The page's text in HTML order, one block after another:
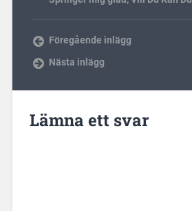
Föregående inlägg
Nästa inlägg
Lämna ett svar